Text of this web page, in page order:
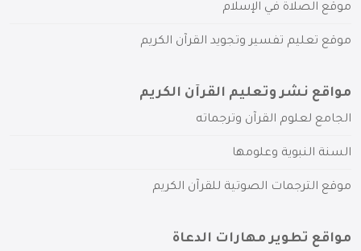
موقع الصلاة في الإسلام
موقع تعليم تفسير وتجويد القرآن الكريم
مواقع نشر وتعليم القرآن الكريم
الجامع لعلوم القرآن وترجماته
السنة النبوية وعلومها
موقع الترجمات الصوتية للقرآن الكريم
مواقع تطوير مهارات الدعاة